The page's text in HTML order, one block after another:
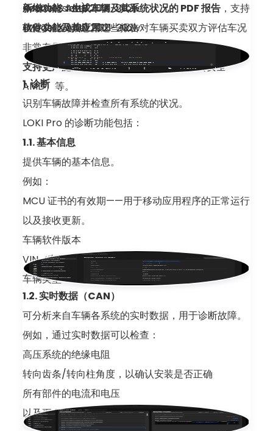
新增功能：生成车辆及其系统状况的 PDF 报告 ，支持
自定义公司信息。这些报告对车辆买卖双方评估车况
非常有用，也可供服务中心存档记录。
支持更广泛的功能，例如 Secured AMD（安全
AMD）等。
•Model S AMD 2021- Now
•Model X AMD 2021- Now
next version):
•Model S Intel 2018-2021
•Model X Intel 2018-2021
软件功能及其应用
1. 诊断
识别车辆故障并检查所有系统的状况。
LOKI Pro 的诊断功能包括：
1.1. 基本信息
提供车辆的基本信息。
例如：
MCU 证书的有效期——用于移动应用程序的正常运行
以及接收更新。
车辆软件版本
VIN（车辆识别号码）
车辆类型
1.2. 实时数据（CAN）
可分析来自车辆各系统的实时数据，用于诊断故障。
例如，通过实时数据可以检查：
高压系统的绝缘电阻
转向齿条/转向柱角度，以确认安装是否正确
所有部件的电流和电压
以及更多内容